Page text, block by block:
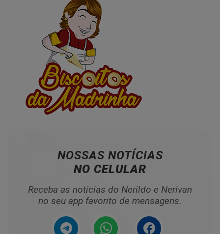
NOSSAS NOTÍCIAS
NO CELULAR
Receba as notícias do Nerildo e Nerivan
no seu app favorito de mensagens.